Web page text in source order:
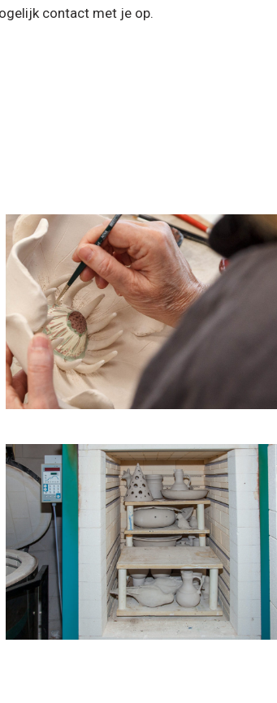
contact met je op.